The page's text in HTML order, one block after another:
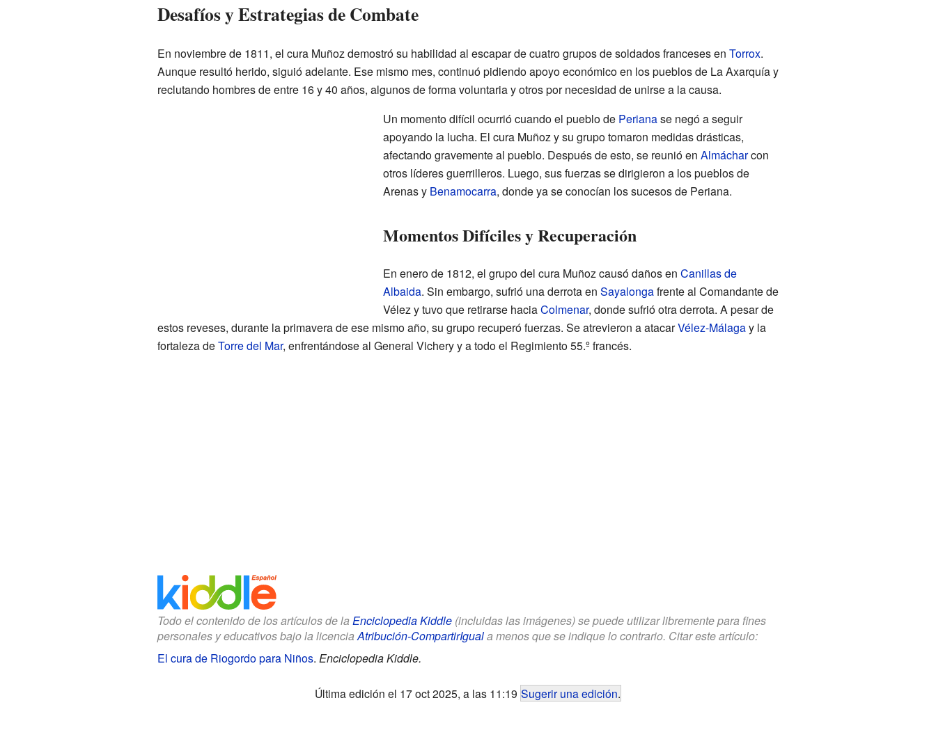
Desafíos y Estrategias de Combate
En noviembre de 1811, el cura Muñoz demostró su habilidad al escapar de cuatro grupos de soldados franceses en Torrox.
Aunque resultó herido, siguió adelante. Ese mismo mes, continuó pidiendo apoyo económico en los pueblos de La Axarquía y
reclutando hombres de entre 16 y 40 años, algunos de forma voluntaria y otros por necesidad de unirse a la causa.
Un momento difícil ocurrió cuando el pueblo de Perianase negó a seguir
apoyando la lucha. El cura Muñoz y su grupo tomaron medidas drásticas,
afectando gravemente al pueblo. Después de esto, se reunió en Almácharcon
otros líderes guerrilleros. Luego, sus fuerzas se dirigieron a los pueblos de
Arenas y Benamocarra, donde ya se conocían los sucesos de Periana.
Momentos Difíciles y Recuperación
En enero de 1812, el grupo del cura Muñoz causó daños en Canillas de
Albaida. Sin embargo, sufrió una derrota en Sayalongafrente al Comandante de
Vélez y tuvo que retirarse haciaColmenar, donde sufrió otra derrota. A pesar de
estos reveses, durante la primavera de ese mismo año, su grupo recuperó fuerzas. Se atrevieron a atacarVélez-Málagay la
fortaleza deTorre del Mar, enfrentándose al General Vichery y a todo el Regimiento 55.º francés.
Todo el contenido de los artículos de la Enciclopedia Kiddle(incluidas las imágenes) se puede utilizar libremente para fines
personales y educativos bajo la licenciaAtribución-CompartirIguala menos que se indique lo contrario. Citar este artículo:
El cura de Riogordo para Niños. Enciclopedia Kiddle.
Última edición el 17 oct 2025, a las 11:19 Sugerir una edición.